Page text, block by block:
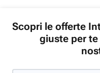
Scopri le offerte
giuste per